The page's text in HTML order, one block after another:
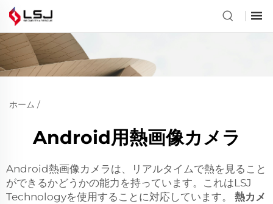
ホーム /
Android用熱画像カメラ
Android熱画像カメラは、リアルタイムで熱を見ること
ができるかどうかの能力を持っています。これはLSJ
Technologyを使用することに対応しています。 熱カメ